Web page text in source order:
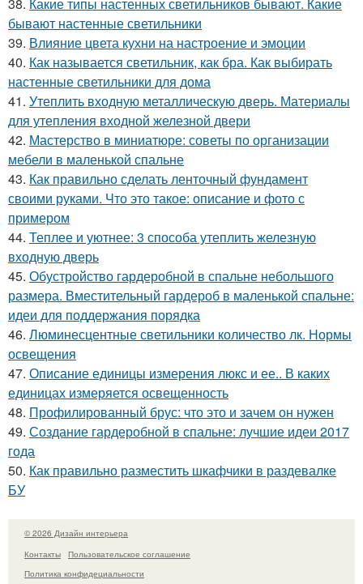
бывают настенные светильники
39. Влияние цвета кухни на настроение и эмоции
40. Как называется светильник, как бра. Как выбирать
настенные светильники для дома
41. Утеплить входную металлическую дверь. Материалы
для утепления входной железной двери
42. Мастерство в миниатюре: советы по организации
мебели в маленькой спальне
43. Как правильно сделать ленточный фундамент
своими руками. Что это такое: описание и фото с
примером
44. Теплее и уютнее: 3 способа утеплить железную
входную дверь
45. Обустройство гардеробной в спальне небольшого
размера. Вместительный гардероб в маленькой спальне:
идеи для поддержания порядка
46. Люминесцентные светильники количество лк. Нормы
освещения
47. Описание единицы измерения люкс и ее.. В каких
единицах измеряется освещенность
48. Профилированный брус: что это и зачем он нужен
49. Создание гардеробной в спальне: лучшие идеи 2017
года
50. Как правильно разместить шкафчики в раздевалке
БУ
© 2026 Дизайн интерьера
Контакты
Пользовательское соглашение
Политика конфидециальности